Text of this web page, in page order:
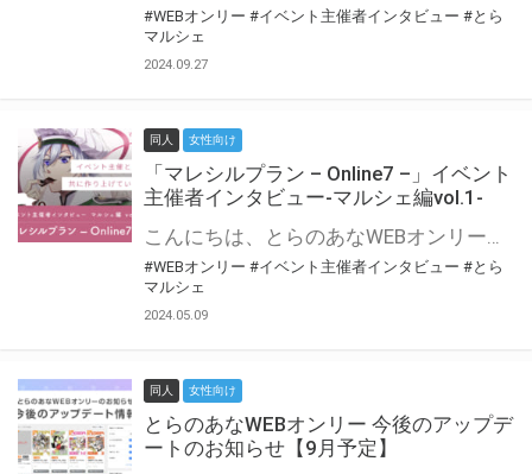
#WEBオンリー #イベント主催者インタビュー #とら
マルシェ
2024.09.27
同人 女性向け
「マレシルプラン – Online7 –」イベント
主催者インタビュー-マルシェ編vol.1-
こんにちは、とらのあなWEBオンリー運営スタッフです。 新たにお届けする、イベント主催者インタビュー-マルシェ編-は、 とらのあなWEBオンリー「マルシェ」をご利用した主催様に 「マルシェ」を使って開催した感想や心がけをお聞きする企画です。 今回は、WEBオンリー開催7回目迎えた「マレシルプラン – Online7 –」より、 主催の玉川うた様にお話を伺いました。 ▼マレシルプランのインタビュー前回記事 「イベント主催者インタビュー vol.6」はこちら 協力：玉川うた様（マレシルプラン実行委員会 代表）／イベント公式Twitter（@mallesil_plan） とらのあなWEBオンリー「マルシェ」とは？ WEBオンリーでリアルタイムでコミュニケーションがとれるオンライン会場です。
#WEBオンリー #イベント主催者インタビュー #とら
マルシェ
2024.05.09
同人 女性向け
とらのあなWEBオンリー 今後のアップデ
ートのお知らせ【9月予定】